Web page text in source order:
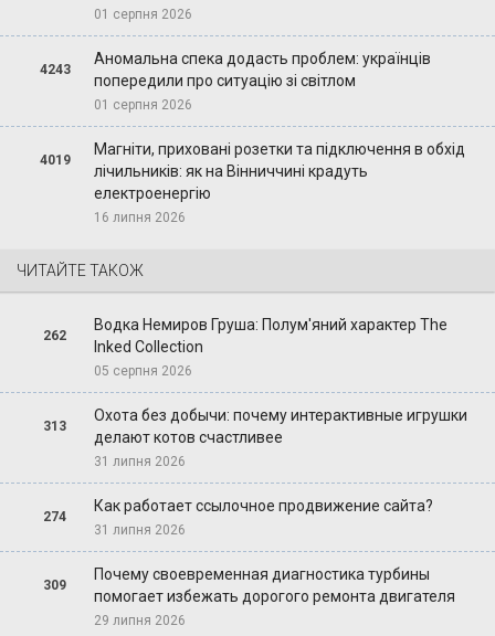
01 серпня 2026
4243
Аномальна спека додасть проблем: українців
попередили про ситуацію зі світлом
01 серпня 2026
4019
Магніти, приховані розетки та підключення в обхід
лічильників: як на Вінниччині крадуть
електроенергію
16 липня 2026
ЧИТАЙТЕ ТАКОЖ
262
Водка Немиров Груша: Полум'яний характер The
Inked Collection
05 серпня 2026
313
Охота без добычи: почему интерактивные игрушки
делают котов счастливее
31 липня 2026
274
Как работает ссылочное продвижение сайта?
31 липня 2026
309
Почему своевременная диагностика турбины
помогает избежать дорогого ремонта двигателя
29 липня 2026